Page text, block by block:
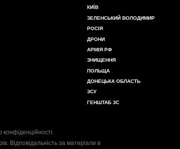
КИЇВ
ЗЕЛЕНСЬКИЙ ВОЛОДИМИР
РОСІЯ
ДРОНИ
АРМІЯ РФ
ЗНИЩЕННЯ
ПОЛЬЩА
ДОНЕЦЬКА ОБЛАСТЬ
ЗСУ
ГЕНШТАБ ЗС
конфіденційності.
Відповідальність за матеріали в